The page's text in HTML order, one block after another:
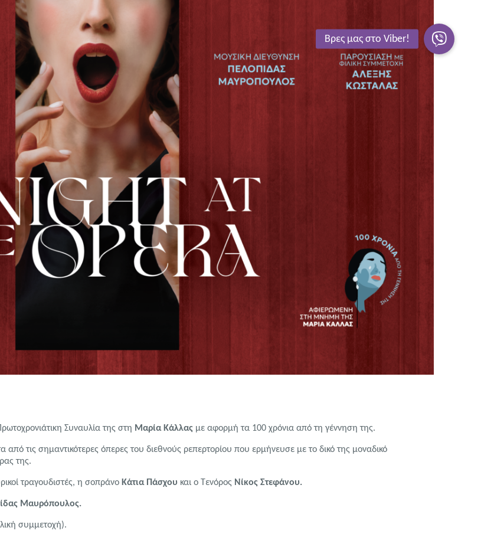
Συναυλία της στη Μαρία Κάλλας με αφορμή τα 100 χρόνια από τη γέννηση της.
τις σημαντικότερες όπερες του διεθνούς ρεπερτορίου που ερμήνευσε με το δικό της μοναδικό
της.
τραγουδιστές, η σοπράνο Κάτια Πάσχου και ο Τενόρος Νίκος Στεφάνου.
Μαυρόπουλος.
συμμετοχή).